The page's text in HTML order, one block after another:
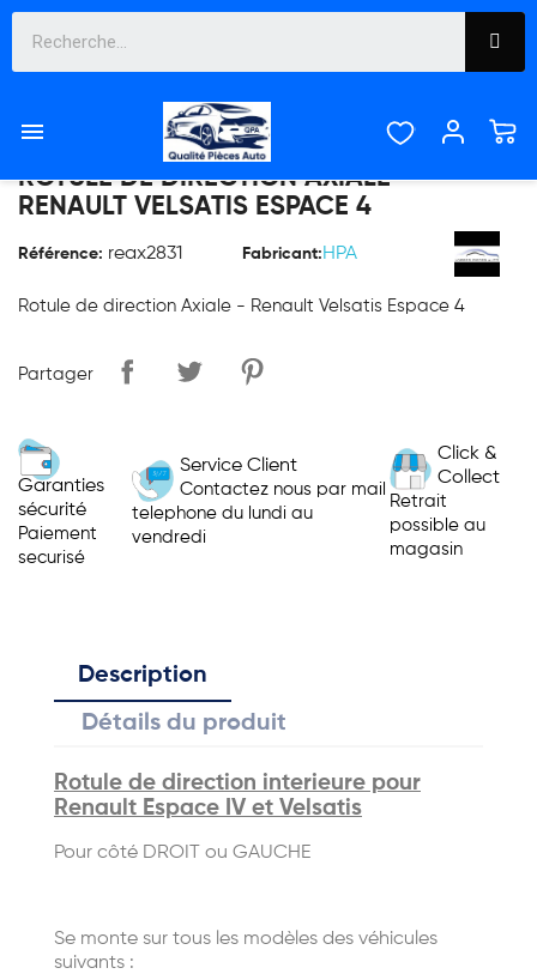

ROTULE DE DIRECTION AXIALE -
RENAULT VELSATIS ESPACE 4
Référence: reax2831 Fabricant: HPA
Rotule de direction Axiale - Renault Velsatis Espace 4
Partager
Garanties
sécurité
Paiement
securisé
Service Client
Contactez nous par mail
telephone du lundi au
vendredi
Click &
Collect
Retrait
possible au
magasin
Description
Détails du produit
Rotule de direction interieure pour
Renault Espace IV et Velsatis
Pour côté DROIT ou GAUCHE
Se monte sur tous les modèles des véhicules
suivants :